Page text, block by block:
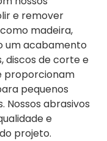
e remover
madeira,
um acabamento
discos de corte e
proporcionam
pequenos
Nossos abrasivos
e
projeto.